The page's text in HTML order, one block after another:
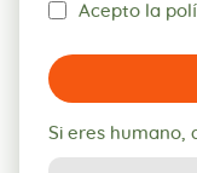
Acepto la
Si eres humano,